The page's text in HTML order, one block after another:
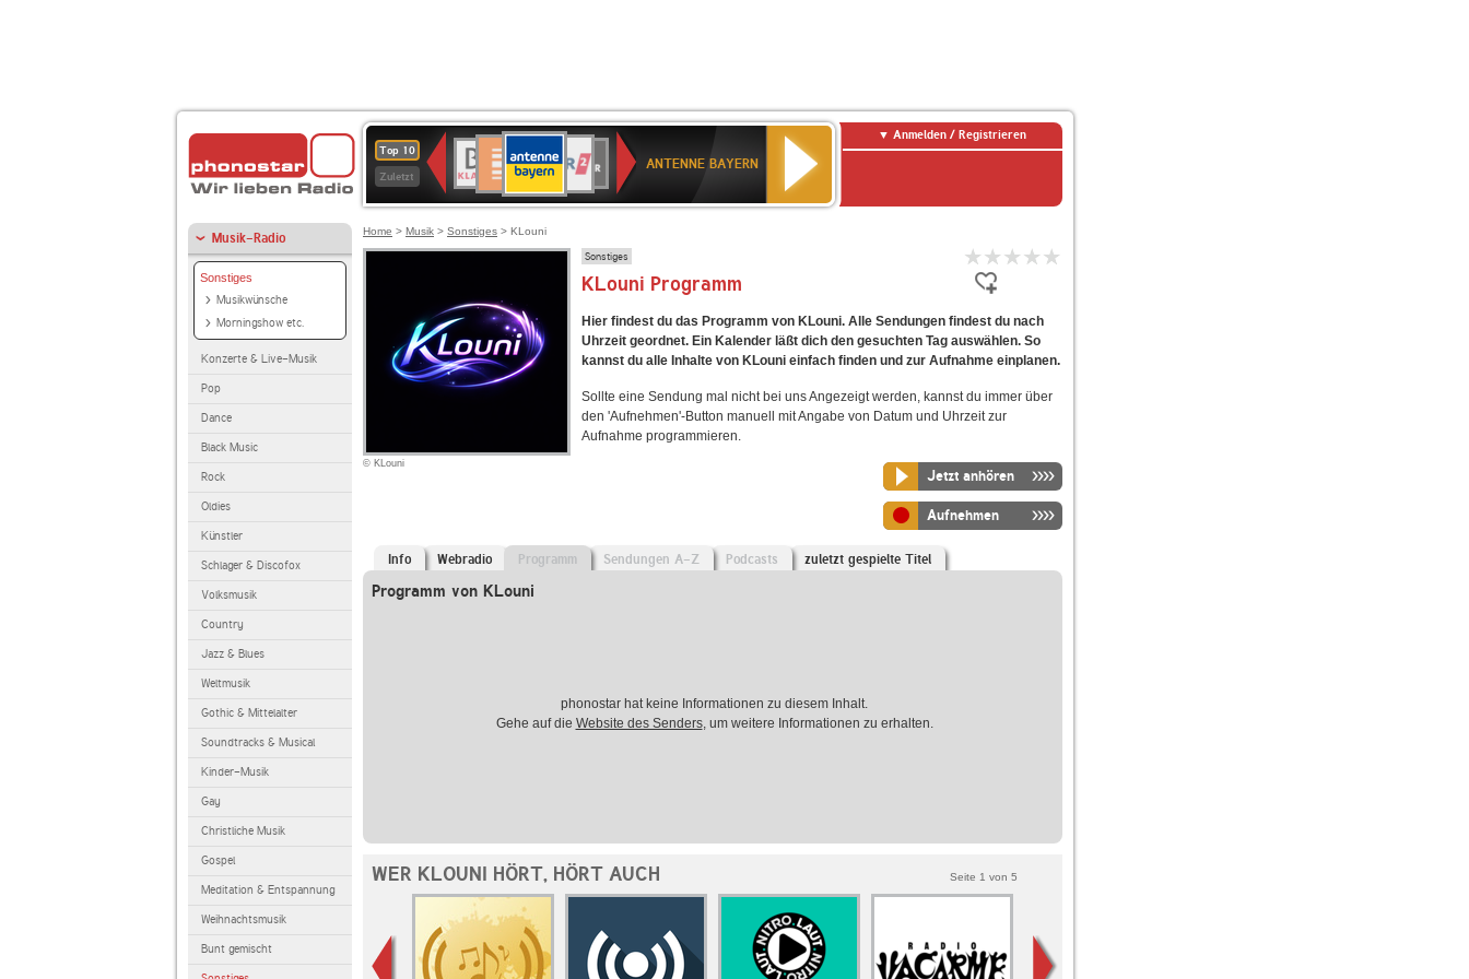
Top 10
Zuletzt
Deutschlandfunk
80er
90er
OLDIE
ANTENNE
SWR3
WDR
4
BR-
KLASSIK
Deutschlandfunk
KulturBAYERN
2
SWR
Kultur
NDR
2
ANTENNE BAYERN
Anmelden / Registrieren
Musik-Radio
Sonstiges
Musikwünsche
Morningshow etc.
Konzerte & Live-Musik
Pop
Dance
Black Music
Rock
Oldies
Künstler
Schlager & Discofox
Volksmusik
Country
Jazz & Blues
Weltmusik
Gothic & Mittelalter
Soundtracks & Musical
Kinder-Musik
Gay
Christliche Musik
Gospel
Meditation & Entspannung
Weihnachtsmusik
Bunt gemischt
Home > Musik > Sonstiges > KLouni
© KLouni
Sonstiges
KLouni Programm
Hier findest du das Programm von KLouni. Alle Sendungen findest du nach
Uhrzeit geordnet. Ein Kalender läßt dich den gesuchten Tag auswählen. So
kannst du alle Inhalte von KLouni einfach finden und zur Aufnahme einplanen.
Sollte eine Sendung mal nicht bei uns Angezeigt werden, kannst du immer über
den 'Aufnehmen'-Button manuell mit Angabe von Datum und Uhrzeit zur
Aufnahme programmieren.
Jetzt anhören
Aufnehmen
Info Webradio Programm Sendungen A-Z Podcasts zuletzt gespielte Titel
Programm von KLouni
phonostar hat keine Informationen zu diesem Inhalt.
Gehe auf die Website des Senders, um weitere Informationen zu erhalten.
WER KLOUNI HÖRT, HÖRT AUCH Seite 1 von 5